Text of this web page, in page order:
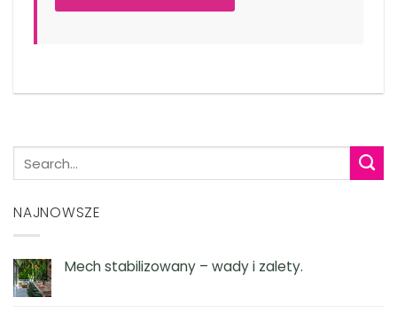
NAJNOWSZE
Mech stabilizowany – wady i zalety.